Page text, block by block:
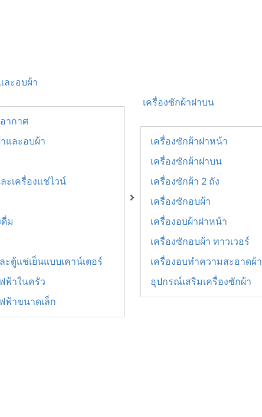
ละอบผ้า
ากาศ
และอบผ้า
ะเครื่องแช่ไวน์
ม
ะตู้แช่เย็นแบบเคาน์เตอร์
ฟ้าในครัว
ฟ้าขนาดเล็ก
เครื่องซักผ้าฝาบน
เครื่องซักผ้าฝาหน้า
เครื่องซักผ้าฝาบน
เครื่องซักผ้า 2 ถัง
เครื่องซักอบผ้า
เครื่องอบผ้าฝาหน้า
เครื่องซักอบผ้า ทาวเวอร์
เครื่องอบทำความสะอาดผ้า
อุปกรณ์เสริมเครื่องซักผ้า